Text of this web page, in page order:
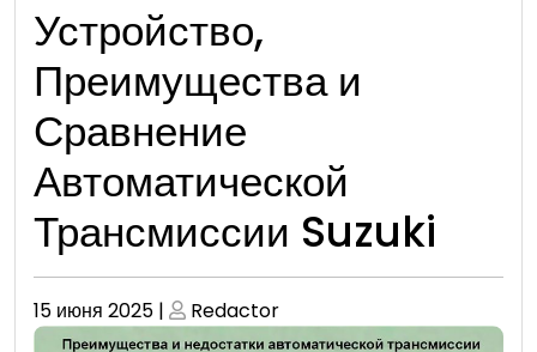
Устройство,
Преимущества и
Сравнение
Автоматической
Трансмиссии Suzuki
Опубликовано
15 июня 2025 | Опубликовано
Redactor